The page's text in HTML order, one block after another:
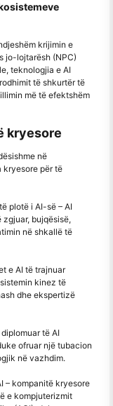
krijimin e
jo-lojtarësh (NPC)
teknologjia e AI
të shkurtër të
më të efektshëm
kryesore
në
kryesore për të
plotë i AI-së – AI
bujqësisë,
në shkallë të
e AI të trajnuar
kinez të
dhe ekspertizë
të AI
ofruar një tubacion
në vazhdim.
– kompanitë kryesore
e kompjuterizmit